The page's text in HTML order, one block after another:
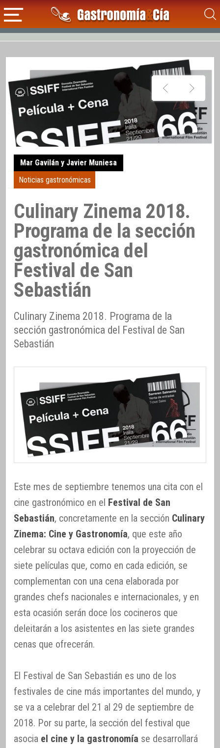
Mar Gavilán y Javier Muniesa
Noticias gastronómicas
Culinary Zinema 2018.
Programa de la sección
gastronómica del
Festival de San
Sebastián
Culinary Zinema 2018. Programa de la
sección gastronómica del Festival de San
Sebastián
Este mes de septiembre tenemos una cita con el
cine gastronómico en el Festival de San
Sebastián, concretamente en la sección Culinary
Zinema: Cine y Gastronomía, que este año
celebrar su octava edición con la proyección de
siete películas que, como en cada edición, se
complementan con una cena elaborada por
grandes chefs nacionales e internacionales, y en
esta ocasión serán doce los cocineros que
deleitarán a los asistentes en las siete grandes
cenas que ofrecerán.
El Festival de San Sebastián es uno de los
festivales de cine más importantes del mundo, y
se va a celebrar del 21 al 29 de septiembre de
2018. Por su parte, la sección del festival que
asocia el cine y la gastronomía se desarrollará